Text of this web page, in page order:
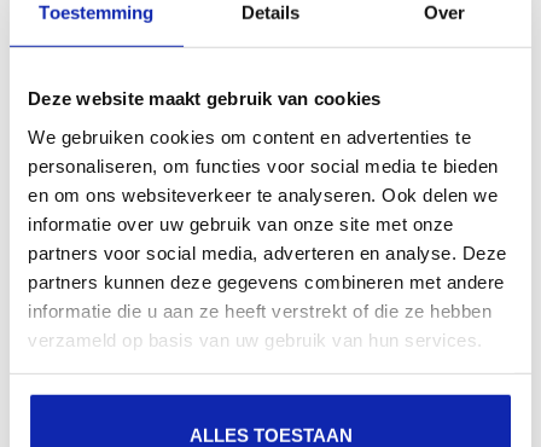
Toestemming Details Over
Deze website maakt gebruik van cookies
We gebruiken cookies om content en advertenties te
personaliseren, om functies voor social media te bieden
en om ons websiteverkeer te analyseren. Ook delen we
informatie over uw gebruik van onze site met onze
partners voor social media, adverteren en analyse. Deze
partners kunnen deze gegevens combineren met andere
informatie die u aan ze heeft verstrekt of die ze hebben
verzameld op basis van uw gebruik van hun services.
ALLES TOESTAAN
géographique et d'une meilleure présence dans les
résultats de recherche locaux des moteurs de
recherche.
Enregistrez votre nom de domaine